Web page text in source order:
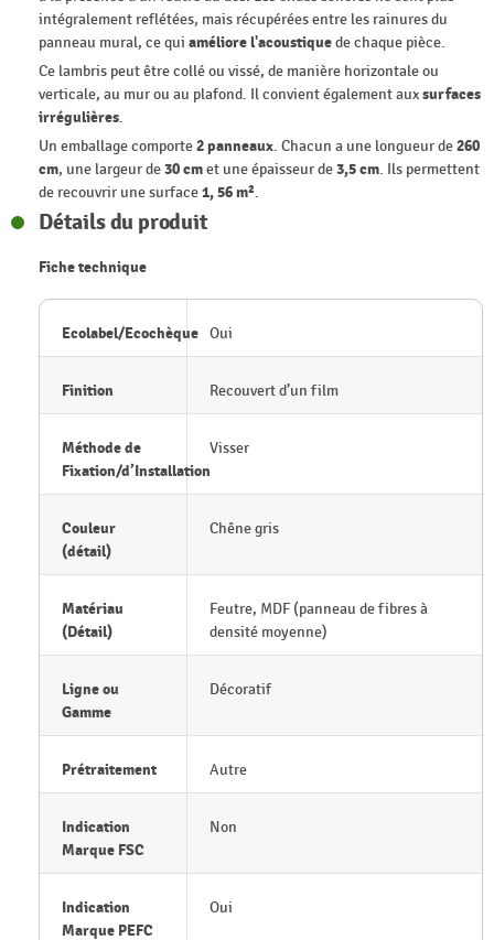
intégralement reflétées, mais récupérées entre les rainures du
panneau mural, ce qui améliore l'acoustiquede chaque pièce.
Ce lambris peut être collé ou vissé, de manière horizontale ou
verticale, au mur ou au plafond. Il convient également auxsurfaces
irrégulières.
Un emballage comporte2 panneaux. Chacun a une longueur de260
cm, une largeur de30 cmet une épaisseur de3,5 cm. Ils permettent
de recouvrir une surface1, 56 m².
Détails du produit
Fiche technique
Ecolabel/Ecochèque Oui
Finition Recouvert d’un film
Méthode de
Fixation/d’Installation
Visser
Couleur
(détail)
Chêne gris
Matériau
(Détail)
Feutre, MDF (panneau de fibres à
densité moyenne)
Ligne ou
Gamme
Décoratif
Prétraitement Autre
Indication
Marque FSC
Non
Indication
Marque PEFC
Oui